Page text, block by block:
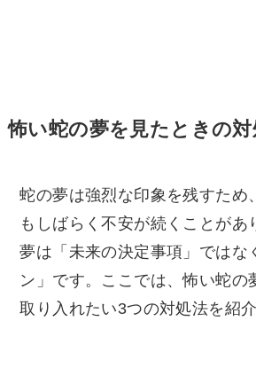
怖い蛇の夢を見たときの対
蛇の夢は強烈な印象を残すため
もしばらく不安が続くことがあ
夢は「未来の決定事項」ではな
ン」です。ここでは、怖い蛇の
取り入れたい3つの対処法を紹介